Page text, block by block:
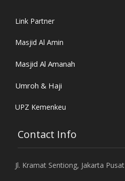
Link Partner
Masjid Al Amin
Masjid Al Amanah
Umroh & Haji
UPZ Kemenkeu
Contact Info
Jl. Kramat Sentiong, Jakarta Pusat